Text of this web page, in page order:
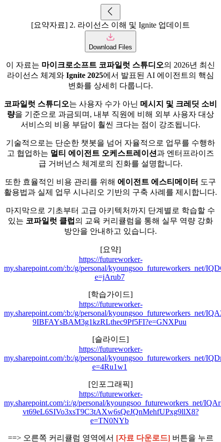
[요약자료] 2. 라이선스 이해 및 Ignite 업데이트
Download Files
이 자료는 마이크로소프트 코파일럿 스튜디오의 2026년 최신
라이선스 체계와 Ignite 2025에서 발표된 AI 에이전트의 핵심
변화를 상세히 다룹니다.
코파일럿 스튜디오는 사용자 수가 아닌 메시지 및 크레딧 소비
량을 기준으로 과금되며, 내부 직원에 비해 외부 사용자 대상
서비스의 비용 부담이 훨씬 크다는 점이 강조됩니다.
기술적으로는 단순한 챗봇을 넘어 자율적으로 업무를 수행하
고 협업하는 멀티 에이전트 오케스트레이션과 엔터프라이즈
급 거버넌스 체계로의 진화를 설명합니다.
또한 효율적인 비용 관리를 위해 에이전트 에스티메이터 도구
활용법과 실제 업무 시나리오 기반의 구축 사례를 제시합니다.
마지막으로 기초부터 고급 아키텍처까지 단계별로 학습할 수
있는 코파일럿 클럽 의 교육 커리큘럼을 통해 실무 역량 강화
방안을 안내하고 있습니다.
[요약]
https://futureworker-
my.sharepoint.com/:b:/g/personal/
e=jArub7
[학습가이드]
https://futureworker-
my.sharepoint.com/:b:/g/personal/kyoungsoo_futureworkers_net/
9IBFAYsBAM3g1kzRLthec9Pf5FI?e=GNXPuu
[슬라이드]
https://futureworker-
my.sharepoint.com/:b:/g/personal/kyoungsoo_futureworkers_net/
e=4Ru1w1
[인포그래픽]
https://futureworker-
my.sharepoint.com/:i:/g/personal/kyoungsoo_futureworkers_net/
vt69eL6SIVo3xsT9C3tAXw6sQeJQnMehfUPxg9llX8?
e=TN0NYb
==> 오른쪽 커리큘럼 영역에서 [자료 다운로드] 버튼을 누르